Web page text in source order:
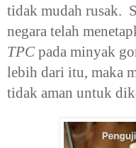
tidak mudah rusak.
negara telah
TPC pada minyak
lebih dari itu, maka
tidak aman untuk